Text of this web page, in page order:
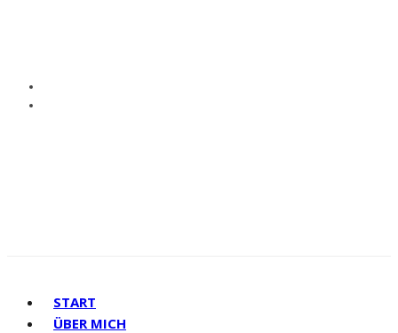
START
ÜBER MICH